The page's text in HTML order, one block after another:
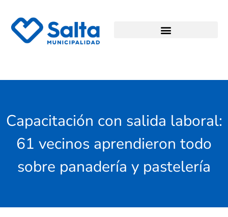
Capacitación con salida laboral:
61 vecinos aprendieron todo
sobre panadería y pastelería